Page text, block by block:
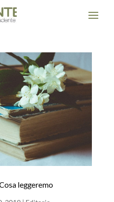
leggeremo